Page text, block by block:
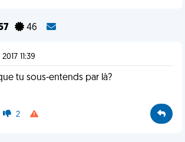
46
11:39
tu sous-entends par là?
2